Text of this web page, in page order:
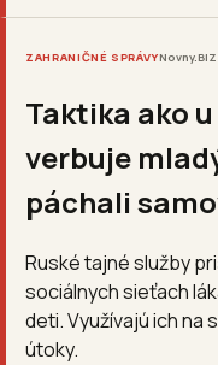
ZAHRANIČNÉ SPRÁVYNovny.BIZ
Taktika ako
verbuje
páchali
Ruské tajné služby
sociálnych sieťach
deti. Využívajú ich na
útoky.